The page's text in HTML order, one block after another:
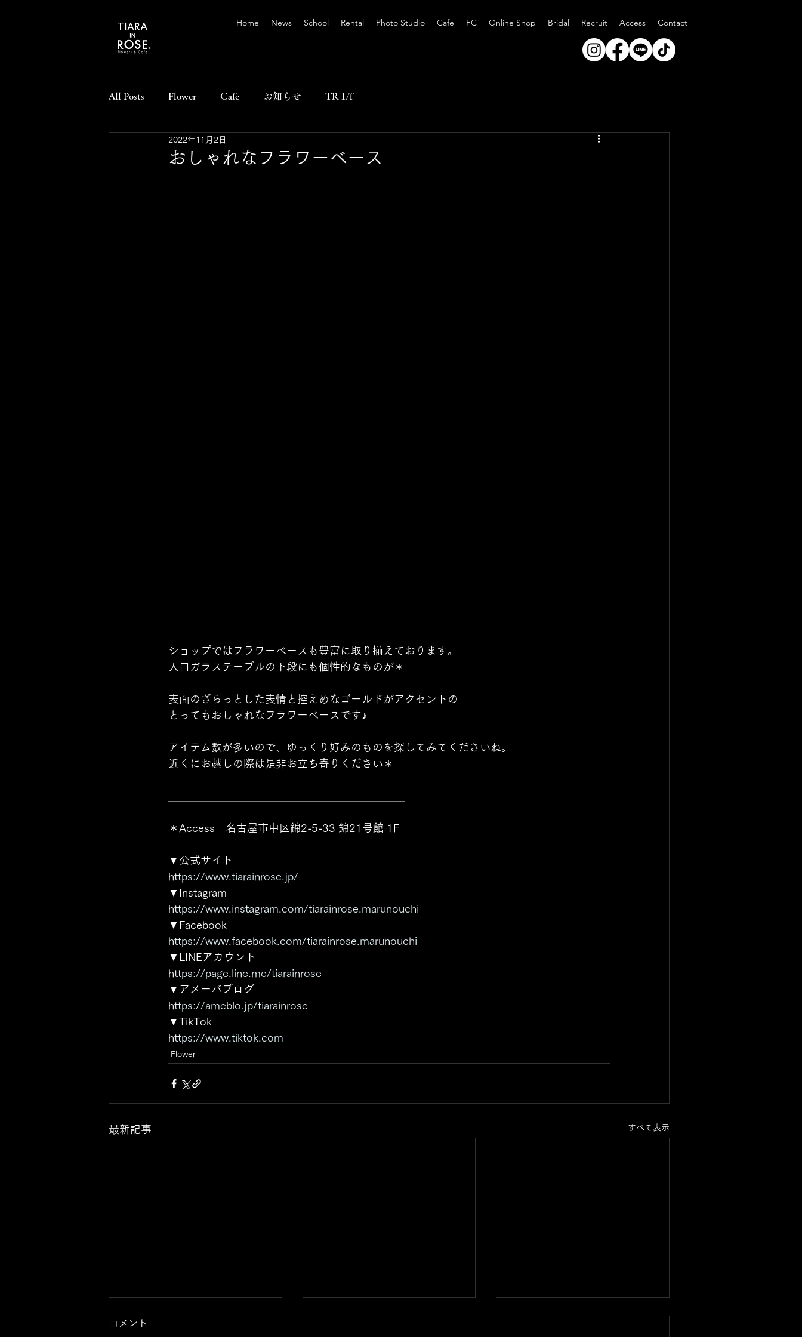
Home News School Rental Photo Studio Cafe FC Online Shop Bridal Recruit Access Contact
All Posts Flower Cafe お知らせ TR 1/f
おしゃれなフラワーベース
2022年11月2日
ショップではフラワーベースも豊富に取り揃えております。
入口ガラステーブルの下段にも個性的なものが＊
表面のざらっとした表情と控えめなゴールドがアクセントの
とってもおしゃれなフラワーベースです♪
アイテム数が多いので、ゆっくり好みのものを探してみてくださいね。
近くにお越しの際は是非お立ち寄りください＊
＊Access　名古屋市中区錦2-5-33 錦21号館 1F
▼公式サイト
https://www.tiarainrose.jp/
▼Instagram
https://www.instagram.com/tiarainrose.marunouchi
▼Facebook
https://www.facebook.com/tiarainrose.marunouchi
▼LINEアカウント
https://page.line.me/tiarainrose
▼アメーバブログ
https://ameblo.jp/tiarainrose
▼TikTok
https://www.tiktok.com
Flower
最新記事 すべて表示
コメント